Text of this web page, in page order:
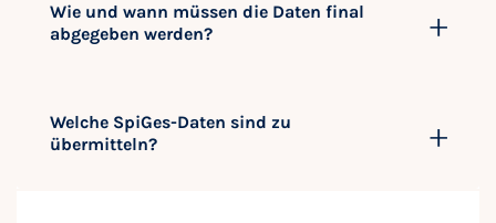
Wie und wann müssen die Daten final
abgegeben werden?
Welche SpiGes-Daten sind zu
übermitteln?